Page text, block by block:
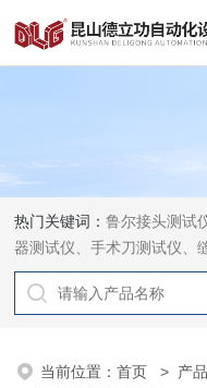
热门关键词：鲁尔接头测试
器测试仪、手术刀测试仪、
钳测试仪、导引管导丝测试
当前位置：首页 > 产